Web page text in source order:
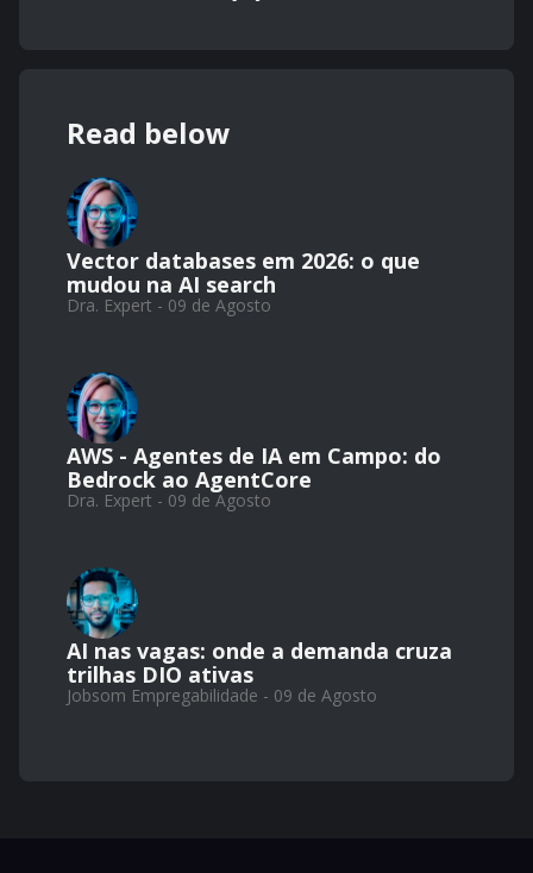
Read below
Vector databases em 2026: o que
mudou na AI search
Dra. Expert - 09 de Agosto
AWS - Agentes de IA em Campo: do
Bedrock ao AgentCore
Dra. Expert - 09 de Agosto
AI nas vagas: onde a demanda cruza
trilhas DIO ativas
Jobsom Empregabilidade - 09 de Agosto